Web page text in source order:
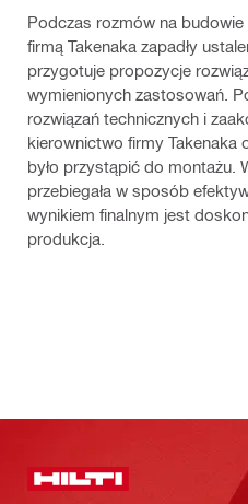
Podczas rozmów na
firmą Takenaka zapadły
przygotuje propozycje
wymienionych zastosowań.
rozwiązań technicznych i
kierownictwo firmy Takenaka
było przystąpić do montażu.
przebiegała w sposób
wynikiem finalnym jest
produkcja.